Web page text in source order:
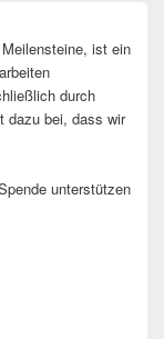
ist ein
durch
dazu bei, dass wir
unterstützen